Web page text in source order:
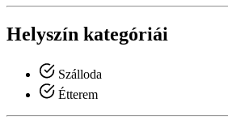
Helyszín kategóriái
Szálloda
Étterem